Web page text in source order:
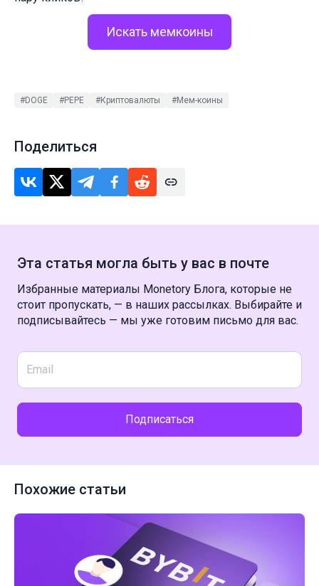
Искать мемкоины
#DOGE #PEPE #Криптовалюты #Мем-коины
Поделиться
Эта статья могла быть у вас в почте
Избранные материалы Monetory Блога, которые не
стоит пропускать, — в наших рассылках. Выбирайте и
подписывайтесь — мы уже готовим письмо для вас.
Подписаться
Похожие статьи